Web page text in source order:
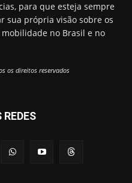
para que esteja sempre
sua própria visão sobre os
no Brasil e no
os direitos reservados